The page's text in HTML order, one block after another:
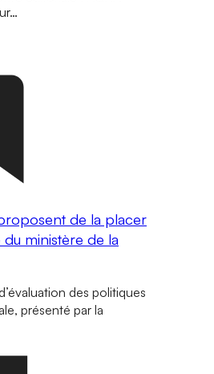
de la placer
ministère de la
des politiques
présenté par la